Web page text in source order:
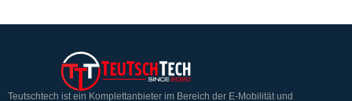
Teutschtech ist ein Komplettanbieter im Bereich der E-Mobilität und